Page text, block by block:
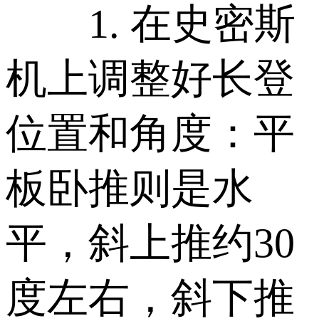
1. 在史密斯
机上调整好长登
位置和角度：平
板卧推则是水
平，斜上推约30
度左右，斜下推